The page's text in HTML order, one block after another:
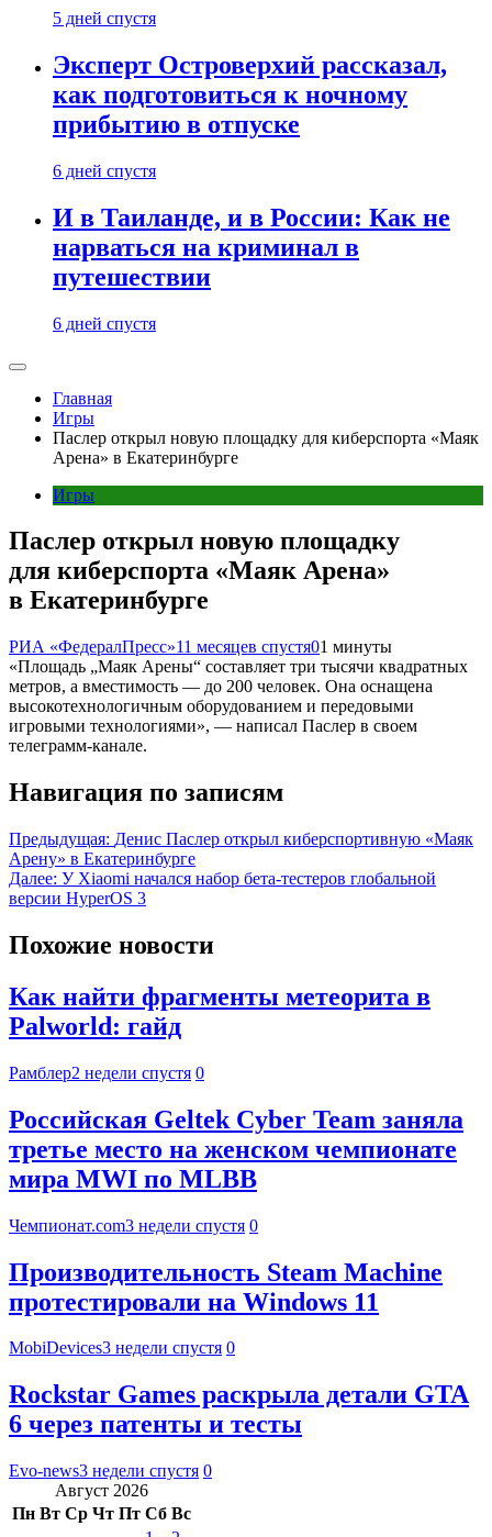
5 дней спустя
Эксперт Островерхий рассказал,
как подготовиться к ночному
прибытию в отпуске
6 дней спустя
И в Таиланде, и в России: Как не
нарваться на криминал в
путешествии
6 дней спустя
Главная
Игры
Паслер открыл новую площадку для киберспорта «Маяк
Арена» в Екатеринбурге
Игры
Паслер открыл новую площадку
для киберспорта «Маяк Арена»
в Екатеринбурге
РИА «ФедералПресс»11 месяцев спустя01 минуты
«‎Площадь „Маяк Арены“ составляет три тысячи квадратных
метров, а вместимость — до 200 человек. Она оснащена
высокотехнологичным оборудованием и передовыми
игровыми технологиями», — написал Паслер в своем
телеграмм-канале.
Навигация по записям
Предыдущая: Денис Паслер открыл киберспортивную «Маяк
Арену» в Екатеринбурге
Далее: У Xiaomi начался набор бета-тестеров глобальной
версии HyperOS 3
Похожие новости
Как найти фрагменты метеорита в
Palworld: гайд
Рамблер2 недели спустя 0
Российская Geltek Cyber Team заняла
третье место на женском чемпионате
мира MWI по MLBB
Чемпионат.com3 недели спустя 0
Производительность Steam Machine
протестировали на Windows 11
MobiDevices3 недели спустя 0
Rockstar Games раскрыла детали GTA
6 через патенты и тесты
Evo-news3 недели спустя 0
Август 2026
Пн Вт Ср Чт Пт Сб Вс